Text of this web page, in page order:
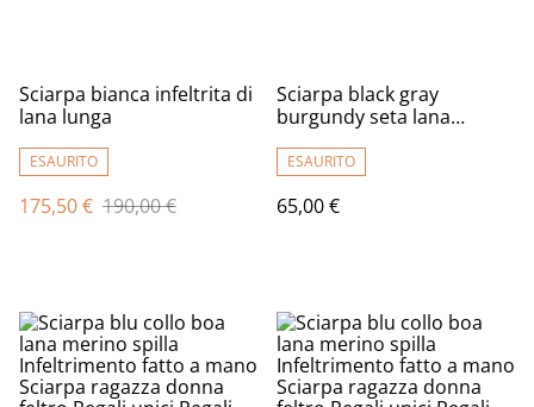
Sciarpa bianca infeltrita di
lana lunga
ESAURITO
175,50 € 190,00 €
Sciarpa black gray
burgundy seta lana
calda Sciarpa fatto a
mano regali unici per le
donne
ESAURITO
65,00 €